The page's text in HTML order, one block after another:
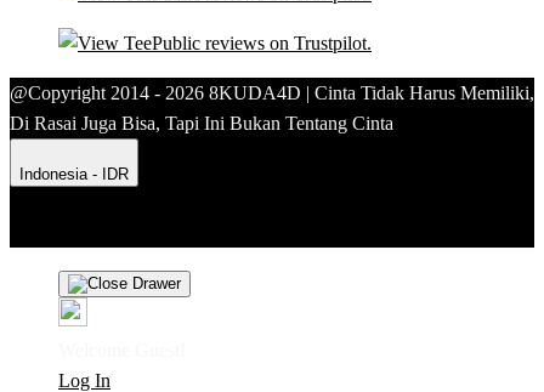
@Copyright 2014 - 2026 8KUDA4D | Cinta Tidak Harus Memiliki,
Di Rasai Juga Bisa, Tapi Ini Bukan Tentang Cinta
Indonesia - IDR
Log In